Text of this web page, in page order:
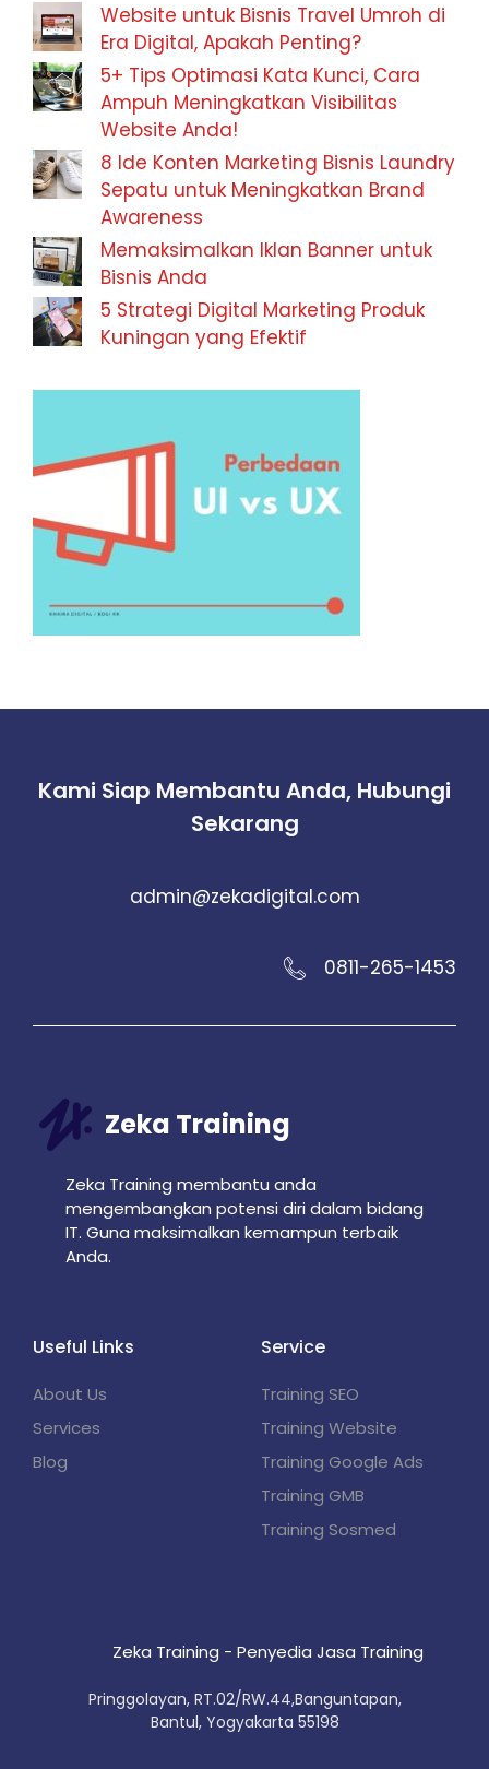
Website untuk Bisnis Travel Umroh di
Era Digital, Apakah Penting?
5+ Tips Optimasi Kata Kunci, Cara
Ampuh Meningkatkan Visibilitas
Website Anda!
8 Ide Konten Marketing Bisnis Laundry
Sepatu untuk Meningkatkan Brand
Awareness
Memaksimalkan Iklan Banner untuk
Bisnis Anda
5 Strategi Digital Marketing Produk
Kuningan yang Efektif
Kami Siap Membantu Anda, Hubungi
Sekarang
admin@zekadigital.com
0811-265-1453
Zeka Training
Zeka Training membantu anda
mengembangkan potensi diri dalam bidang
IT. Guna maksimalkan kemampun terbaik
Anda.
Useful Links
About Us
Services
Blog
Service
Training SEO
Training Website
Training Google Ads
Training GMB
Training Sosmed
Zeka Training - Penyedia Jasa Training
Pringgolayan, RT.02/RW.44,Banguntapan,
Bantul, Yogyakarta 55198